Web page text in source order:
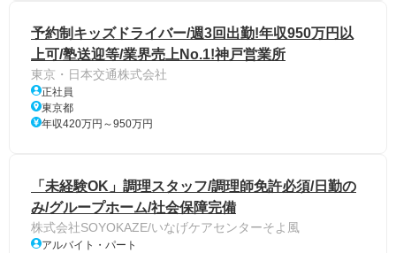
予約制キッズドライバー/週3回出勤!年収950万円以
上可/塾送迎等/業界売上No.1!神戸営業所
東京・日本交通株式会社
正社員
東京都
年収420万円～950万円
「未経験OK」調理スタッフ/調理師免許必須/日勤の
み/グループホーム/社会保障完備
株式会社SOYOKAZE/いなげケアセンターそよ風
アルバイト・パート